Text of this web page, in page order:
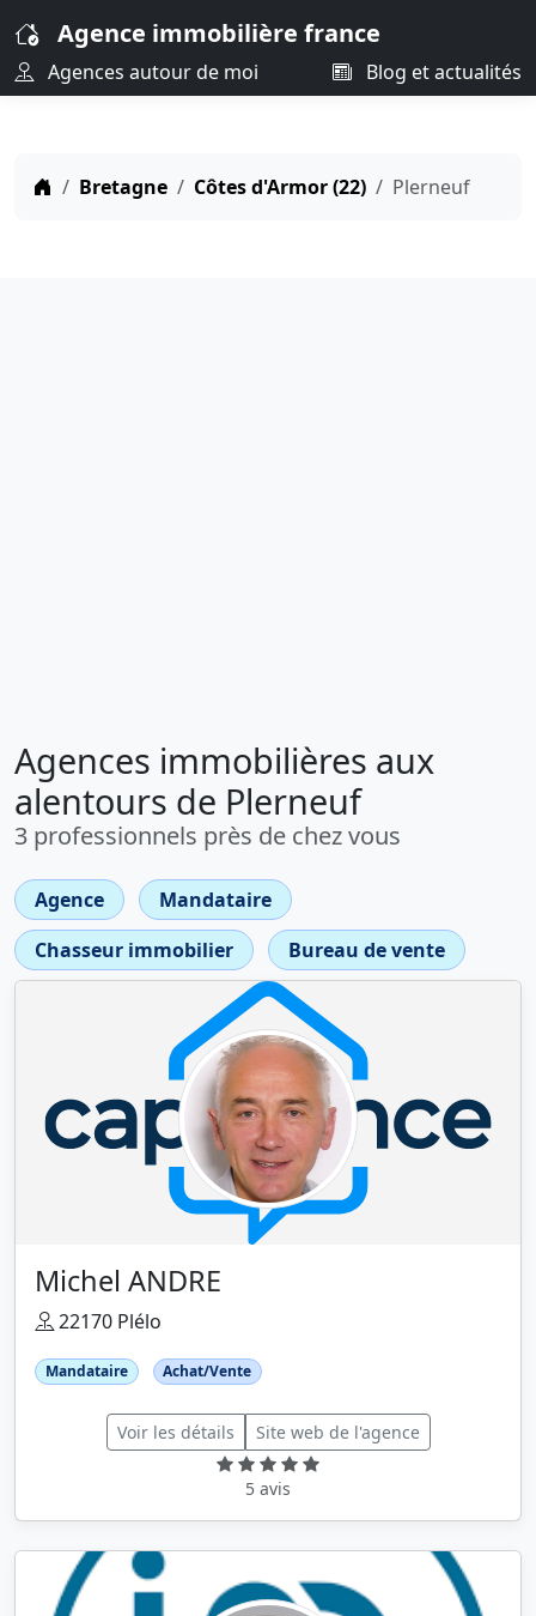
Agence immobilière france
Agences autour de moi Blog et actualités
Bretagne Côtes d'Armor (22) Plerneuf
Agences immobilières aux
alentours de Plerneuf
3 professionnels près de chez vous
Agence
Mandataire
Chasseur immobilier
Bureau de vente
Michel ANDRE
22170 Plélo
Mandataire Achat/Vente
Voir les détails Site web de l'agence
5 avis